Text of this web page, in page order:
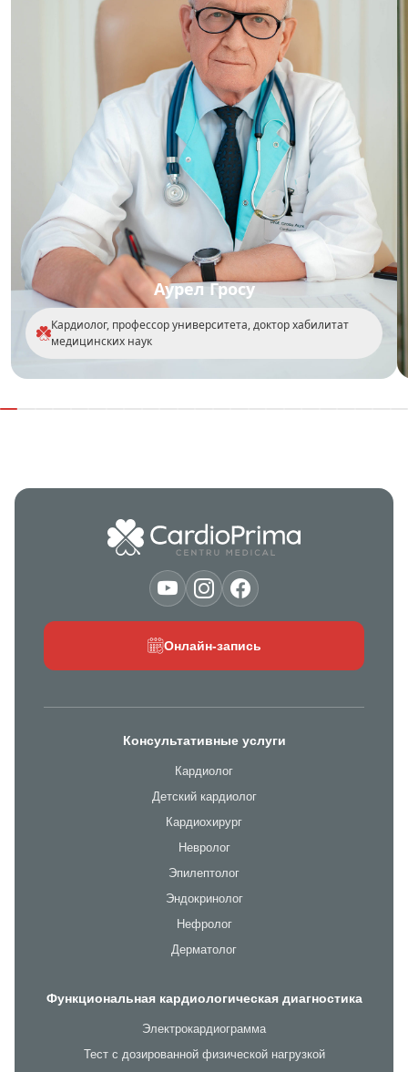
Аурел Гросу
Кардиолог, профессор университета, доктор хабилитат
медицинских наук
Онлайн-запись
Консультативные услуги
Кардиолог
Детский кардиолог
Кардиохирург
Невролог
Эпилептолог
Эндокринолог
Нефролог
Дерматолог
Функциональная кардиологическая диагностика
Электрокардиограмма
Тест с дозированной физической нагрузкой